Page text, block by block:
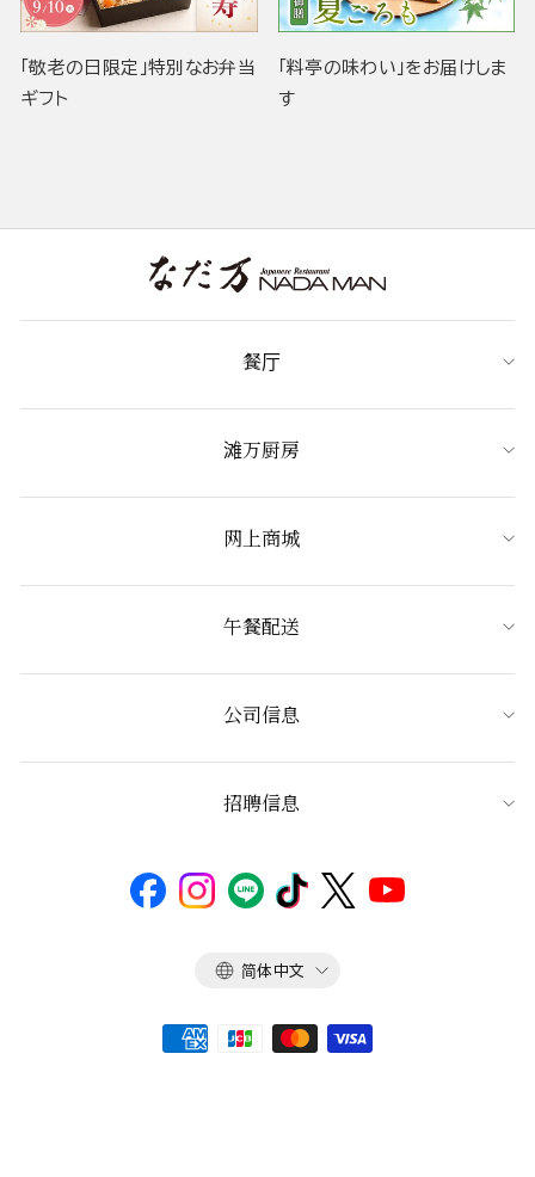
「敬老の日限定」特別なお弁当
ギフト
「料亭の味わい」をお届けしま
す
餐厅
滩万厨房
网上商城
午餐配送
公司信息
招聘信息
语
简体中文